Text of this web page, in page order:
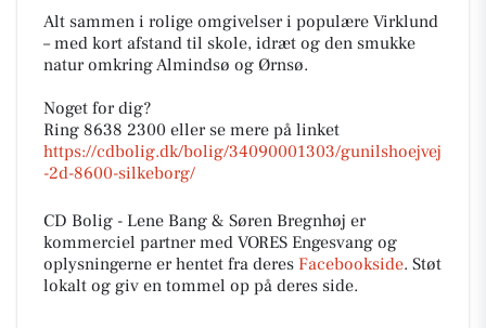
Alt sammen i rolige omgivelser i populære Virklund
– med kort afstand til skole, idræt og den smukke
natur omkring Almindsø og Ørnsø.
Noget for dig?
Ring 8638 2300 eller se mere på linket
https://cdbolig.dk/bolig/34090001303/gunilshoejvej
-2d-8600-silkeborg/
CD Bolig - Lene Bang & Søren Bregnhøj er
kommerciel partner med VORES Engesvang og
oplysningerne er hentet fra deres Facebookside. Støt
lokalt og giv en tommel op på deres side.